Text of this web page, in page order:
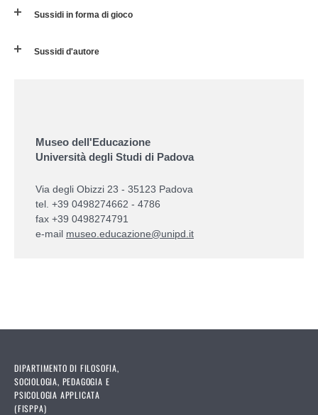
Sussidi in forma di gioco
Sussidi d'autore
Museo dell'Educazione
Università degli Studi di Padova
Via degli Obizzi 23 - 35123 Padova
tel. +39 0498274662 - 4786
fax +39 0498274791
e-mail museo.educazione@unipd.it
DIPARTIMENTO DI FILOSOFIA,
SOCIOLOGIA, PEDAGOGIA E
PSICOLOGIA APPLICATA
(FISPPA)